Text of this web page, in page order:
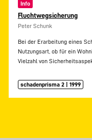
Info
Fluchtwegsicherung
Peter Schunk
Bei der Erarbeitung eines
Nutzungsart, ob für ein
Vielzahl von
schadenprisma 2 | 1999